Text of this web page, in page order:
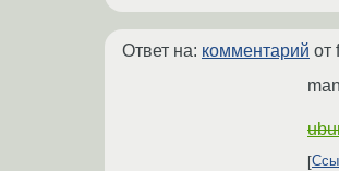
Ответ на: комментарий от